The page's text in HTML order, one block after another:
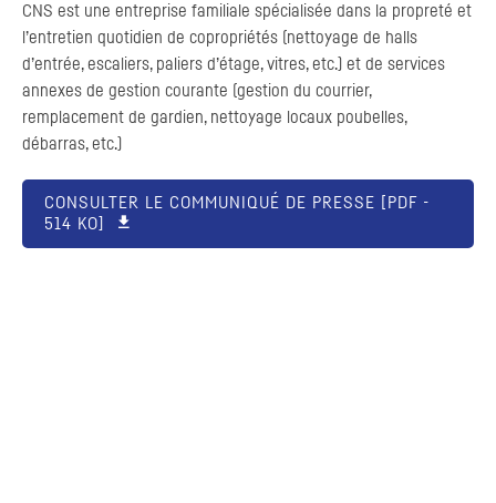
CNS est une entreprise familiale spécialisée dans la propreté et
l’entretien quotidien de copropriétés (nettoyage de halls
d’entrée, escaliers, paliers d’étage, vitres, etc.) et de services
annexes de gestion courante (gestion du courrier,
remplacement de gardien, nettoyage locaux poubelles,
débarras, etc.)
CONSULTER LE COMMUNIQUÉ DE PRESSE [ PDF -
514 KO]